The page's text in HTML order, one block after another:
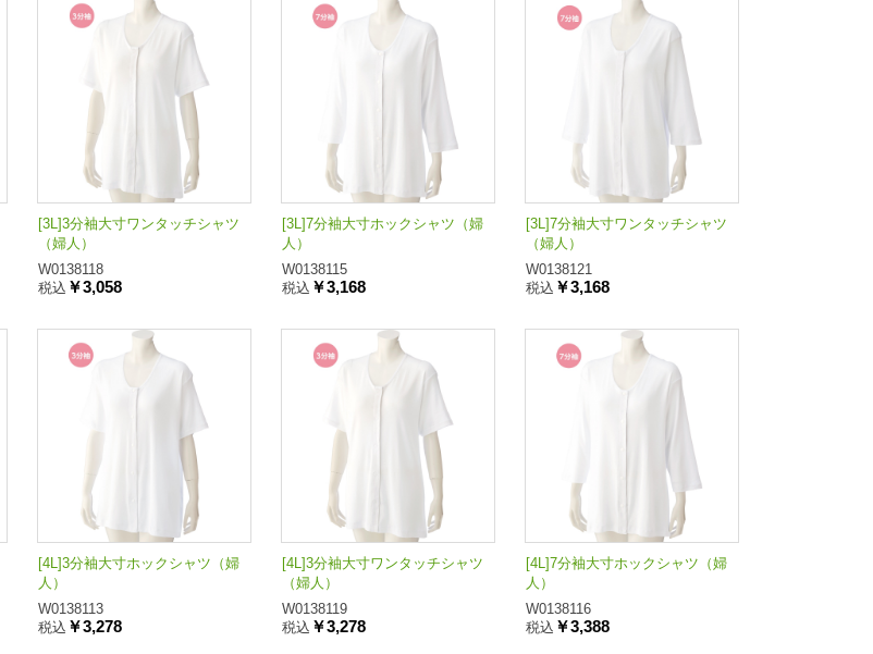
[3L]3分袖大寸ワンタッチシャツ
（婦人）
W0138118
税込 ￥3,058
[3L]7分袖大寸ホックシャツ（婦
人）
W0138115
税込 ￥3,168
[3L]7分袖大寸ワンタッチシャツ
（婦人）
W0138121
税込 ￥3,168
[4L]3分袖大寸ホックシャツ（婦
人）
W0138113
税込 ￥3,278
[4L]3分袖大寸ワンタッチシャツ
（婦人）
W0138119
税込 ￥3,278
[4L]7分袖大寸ホックシャツ（婦
人）
W0138116
税込 ￥3,388